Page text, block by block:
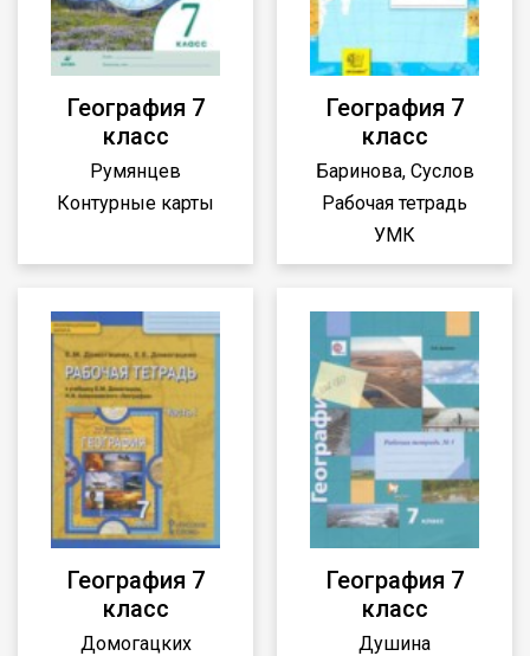
География 7
класс
Румянцев
Контурные карты
География 7
класс
Баринова, Суслов
Рабочая тетрадь
УМК
География 7
класс
Домогацких
География 7
класс
Душина